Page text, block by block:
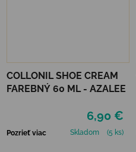
COLLONIL SHOE CREAM
FAREBNÝ 60 ML - AZALEE
6,90 €
Pozrieť viac Skladom (5 ks)